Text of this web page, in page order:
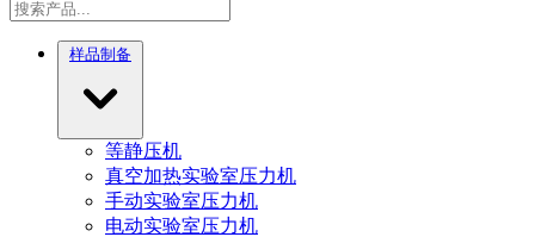
样品制备
等静压机
真空加热实验室压力机
手动实验室压力机
电动实验室压力机